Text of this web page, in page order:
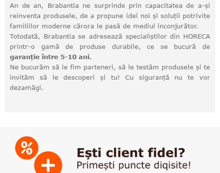
An de an, Brabantia ne surprinde prin capacitatea de a-și
reinventa produsele, de a propune idei noi și soluții potrivite
familiilor moderne cărora le pasă de mediul înconjurător.
Totodată, Brabantia se adresează specialiștilor din HORECA
printr-o gamă de produse durabile, ce se bucură de
garanție între 5-10 ani.
Ne bucurăm să le fim parteneri, să le testăm produsele și te
invităm să le descoperi și tu! Cu siguranță nu te vor
dezamăgi.